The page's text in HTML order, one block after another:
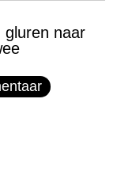
gluren naar